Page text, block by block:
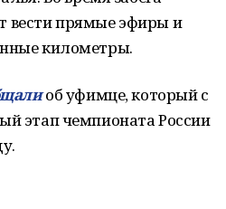
вести прямые эфиры и
километры.
об уфимце, который с
этап чемпионата России